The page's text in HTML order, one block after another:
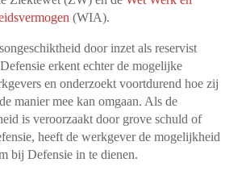
(WIA).
door inzet als reservist
erkent echter de mogelijke
en onderzoekt voortdurend hoe zij
manier mee kan omgaan. Als de
is veroorzaakt door grove schuld of
heeft de werkgever de mogelijkheid
bij Defensie in te dienen.